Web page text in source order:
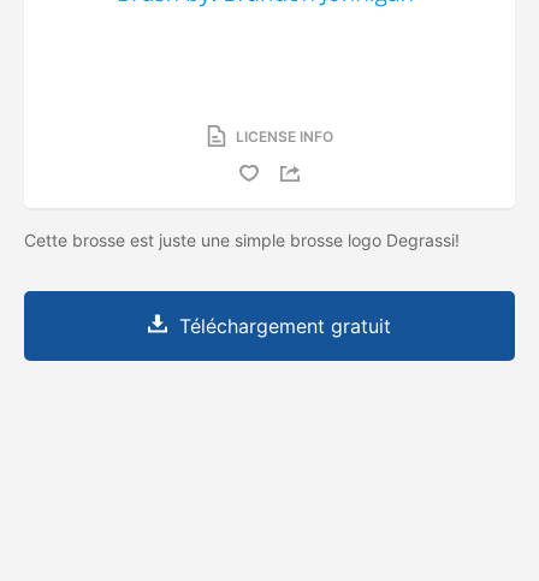
LICENSE INFO
Cette brosse est juste une simple brosse logo Degrassi!
Téléchargement gratuit